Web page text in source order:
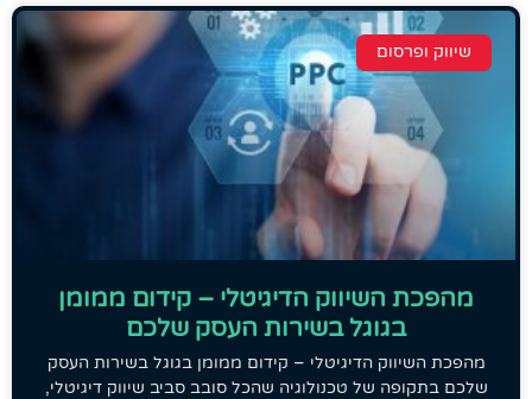
שיווק ופרסום
מהפכת השיווק הדיגיטלי – קידום ממומן
בגוגל בשירות העסק שלכם
מהפכת השיווק הדיגיטלי – קידום ממומן בגוגל בשירות העסק
שלכם בתקופה של טכנולוגיה שהכל סובב סביב שיווק דיגיטלי,